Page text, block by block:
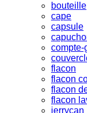
bouteille
cape
capsule
compte-
flacon
flacon
flacon
flacon
jerrycan